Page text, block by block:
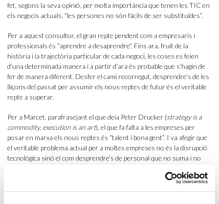
fet, segons la seva opinió, per molta importància que tenen les TIC en
els negocis actuals, “les persones no són fàcils de ser substituïdes”.
Per a aquest consultor, el gran repte pendent com a empresaris i
professionals és “aprendre a desaprendre”. Fins ara, fruit de la
història i la trajectòria particular de cada negoci, les coses es feien
d’una determinada manera i a partir d’ara és probable que s’hagin de
fer de manera diferent. Desfer el camí recorregut, desprendre’s de les
lliçons del passat per assumir els nous reptes de futur és el veritable
repte a superar.
Per a Marcet, parafrasejant el que deia Peter Drucker (strategy is a
commodity, execution is an art), el que fa falta a les empreses per
posar en marxa els nous reptes és “talent i bona gent”. I va afegir que
el veritable problema actual per a moltes empreses no és la disrupció
tecnològica sinó el com desprendre’s de personal que no suma i no